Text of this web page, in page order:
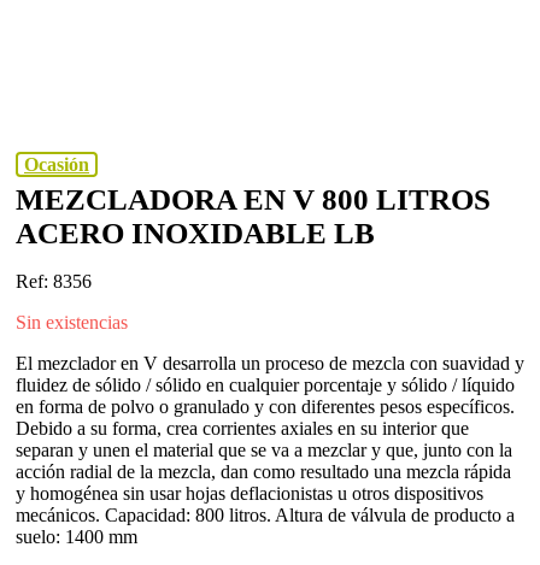
Ocasión
MEZCLADORA EN V 800 LITROS
ACERO INOXIDABLE LB
Ref: 8356
Sin existencias
El mezclador en V desarrolla un proceso de mezcla con suavidad y
fluidez de sólido / sólido en cualquier porcentaje y sólido / líquido
en forma de polvo o granulado y con diferentes pesos específicos.
Debido a su forma, crea corrientes axiales en su interior que
separan y unen el material que se va a mezclar y que, junto con la
acción radial de la mezcla, dan como resultado una mezcla rápida
y homogénea sin usar hojas deflacionistas u otros dispositivos
mecánicos. Capacidad: 800 litros. Altura de válvula de producto a
suelo: 1400 mm